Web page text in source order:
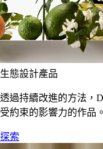
生態設計產品
透過持續改進的方法，
受約束的影響力的作品。
探索